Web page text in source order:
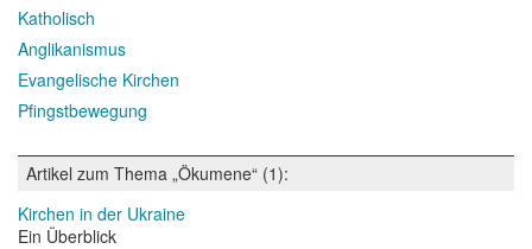
Katholisch
Anglikanismus
Evangelische Kirchen
Pfingstbewegung
Artikel zum Thema „Ökumene“ (1):
Kirchen in der Ukraine
Ein Überblick